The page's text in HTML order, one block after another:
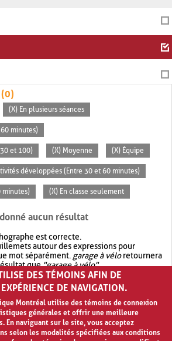
(0)
(X) En plusieurs séances
minutes)
et 100) (X) Moyenne (X) Équipe
développées (Entre 30 et 60 minutes)
minutes) (X) En classe seulement
aucun résultat
est correcte.
autour des expressions pour
mot séparément. garage à véloretournera
que"garage à vélo".
votre recherche avec OR.garage OR vélo
plus de résultat quegarage à vélo
DES TÉMOINS AFIN DE
DE NAVIGATION.
Montréal utilise des témoins de connexion
générales et offrir une meilleure
En naviguant sur le site, vous acceptez
selon les modalités spécifiées aux conditions